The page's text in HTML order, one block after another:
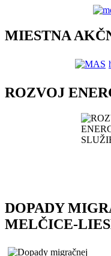
MIESTNA
ROZVOJ
DOPADY
MELČICE-